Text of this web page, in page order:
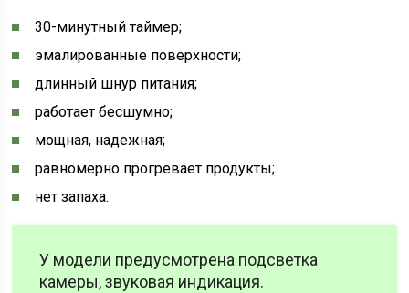
30-минутный таймер;
эмалированные поверхности;
длинный шнур питания;
работает бесшумно;
мощная, надежная;
равномерно прогревает продукты;
нет запаха.
У модели предусмотрена подсветка
камеры, звуковая индикация.